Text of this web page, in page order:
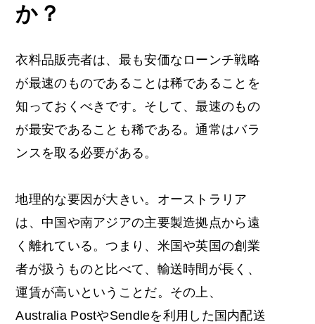
か？
衣料品販売者は、最も安価なローンチ戦略
が最速のものであることは稀であることを
知っておくべきです。そして、最速のもの
が最安であることも稀である。通常はバラ
ンスを取る必要がある。
地理的な要因が大きい。オーストラリア
は、中国や南アジアの主要製造拠点から遠
く離れている。つまり、米国や英国の創業
者が扱うものと比べて、輸送時間が長く、
運賃が高いということだ。その上、
Australia PostやSendleを利用した国内配送